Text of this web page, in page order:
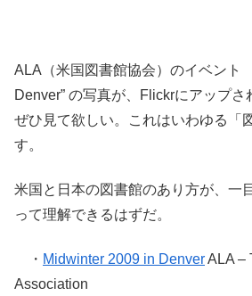
ALA（米国図書館協会）のイベント
Denver” の写真が、Flickrにアップさ
ぜひ見て欲しい。これはいわゆる「
す。
米国と日本の図書館のあり方が、一
って理解できるはずだ。
・ Midwinter 2009 in DenverALA –
Association